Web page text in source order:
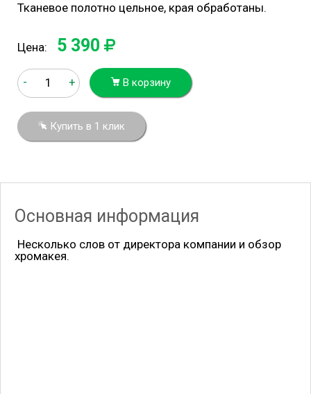
Тканевое полотно цельное, края обработаны.
Цена: 5 390
- + В корзину
Купить в 1 клик
Основная информация
Несколько слов от директора компании и обзор
хромакея.